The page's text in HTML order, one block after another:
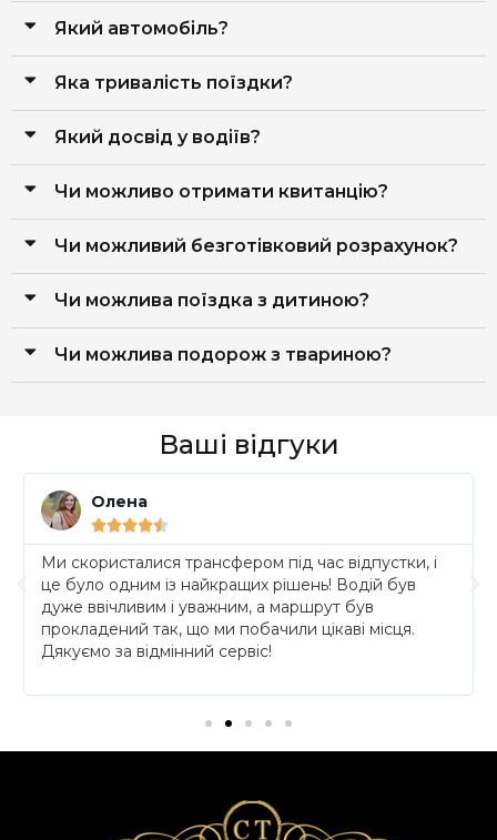
Який автомобіль?
Яка тривалість поїздки?
Який досвід у водіїв?
Чи можливо отримати квитанцію?
Чи можливий безготівковий розрахунок?
Чи можлива поїздка з дитиною?
Чи можлива подорож з твариною?
Ваші відгуки
Олена

Ми скористалися трансфером під час відпустки, і
це було одним із найкращих рішень! Водій був
дуже ввічливим і уважним, а маршрут був
прокладений так, що ми побачили цікаві місця.
Дякуємо за відмінний сервіс!